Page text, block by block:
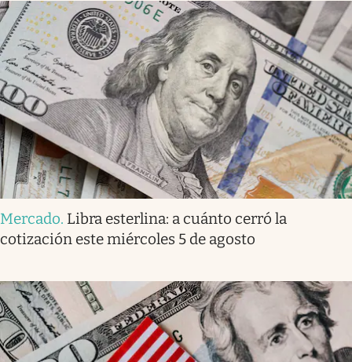
Mercado. Libra esterlina: a cuánto cerró la
cotización este miércoles 5 de agosto